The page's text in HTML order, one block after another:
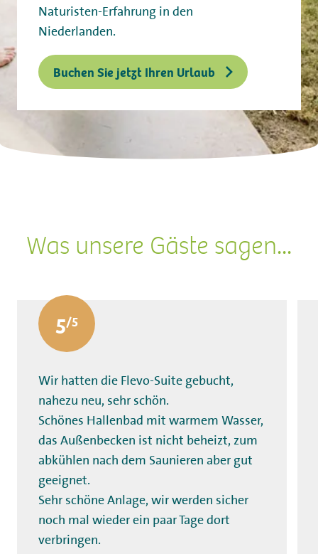
Naturisten-Erfahrung in den
Niederlanden.
Buchen Sie jetzt Ihren Urlaub
Was unsere Gäste sagen...
5
Wir hatten die Flevo-Suite gebucht,
nahezu neu, sehr schön.
Schönes Hallenbad mit warmem Wasser,
das Außenbecken ist nicht beheizt, zum
abkühlen nach dem Saunieren aber gut
geeignet.
Sehr schöne Anlage, wir werden sicher
noch mal wieder ein paar Tage dort
verbringen.